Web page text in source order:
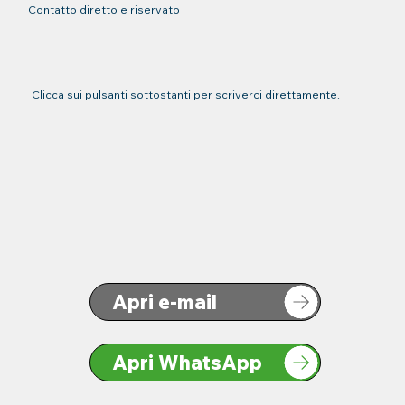
Contatto diretto e riservato
Clicca sui pulsanti sottostanti per scriverci direttamente.
Apri e-mail
Apri WhatsApp